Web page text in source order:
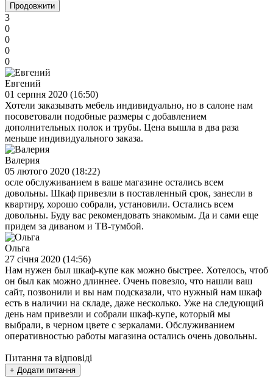
Продовжити
3
0
0
0
0
Евгений
01 серпня 2020 (16:50)
Хотели заказывать мебель индивидуально, но в салоне нам
посоветовали подобные размеры с добавлением
дополнительных полок и трубы. Цена вышла в два раза
меньше индивидуального заказа.
Валерия
05 лютого 2020 (18:22)
осле обслуживанием в ваше магазине остались всем
довольны. Шкаф привезли в поставленный срок, занесли в
квартиру, хорошо собрали, установили. Остались всем
довольны. Буду вас рекомендовать знакомым. Да и сами еще
придем за диваном и ТВ-тумбой.
Ольга
27 cічня 2020 (14:56)
Нам нужен был шкаф-купе как можно быстрее. Хотелось, чтоб
он был как можно длиннее. Очень повезло, что нашли ваш
сайт, позвонили и вы нам подсказали, что нужный нам шкаф
есть в наличии на складе, даже несколько. Уже на следующий
день нам привезли и собрали шкаф-купе, который мы
выбрали, в черном цвете с зеркалами. Обслуживанием
оперативностью работы магазина остались очень довольны.
Питання та відповіді
+ Додати питання